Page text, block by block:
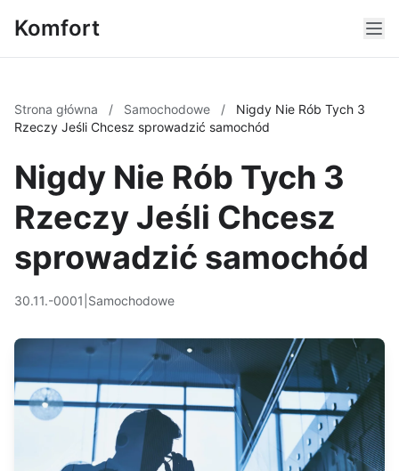
Komfort
Strona główna / Samochodowe /
Nigdy Nie Rób Tych 3
Rzeczy Jeśli Chcesz sprowadzić samochód
Nigdy Nie Rób Tych 3
Rzeczy Jeśli Chcesz
sprowadzić samochód
30.11.-0001 Samochodowe